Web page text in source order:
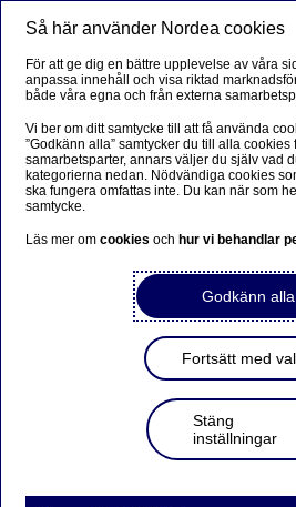
Så här använder Nordea cookies
För att ge dig en bättre upplevelse av våra
anpassa innehåll och visa riktad
både våra egna och från externa
Vi ber om ditt samtycke till att få använda
”Godkänn alla” samtycker du till alla
samarbetsparter, annars väljer du själv vad
kategorierna nedan. Nödvändiga cookies
ska fungera omfattas inte. Du kan när som
samtycke.
Läs mer omcookiesoch hur vi behandlar
Godkänn alla
Fortsätt med
Stäng
inställningar